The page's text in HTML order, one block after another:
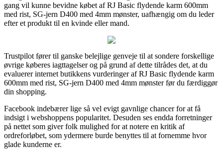
gang vil kunne bevidne købet af RJ Basic flydende karm 600mm
med rist, SG-jern D400 med 4mm mønster, uafhængig om du leder
efter et produkt til en kvinde eller mand.
Trustpilot fører til ganske belejlige genveje til at sondere forskellige
øvrige køberes iagttagelser og på grund af dette tilrådes det, at du
evaluerer internet butikkens vurderinger af RJ Basic flydende karm
600mm med rist, SG-jern D400 med 4mm mønster før du færdiggør
din shopping.
Facebook indebærer lige så vel evigt gavnlige chancer for at få
indsigt i webshoppens popularitet. Desuden ses endda forretninger
på nettet som giver folk mulighed for at notere en kritik af
ordreforløbet, som ydermere burde benyttes til at fornemme hvor
glade kunderne er.